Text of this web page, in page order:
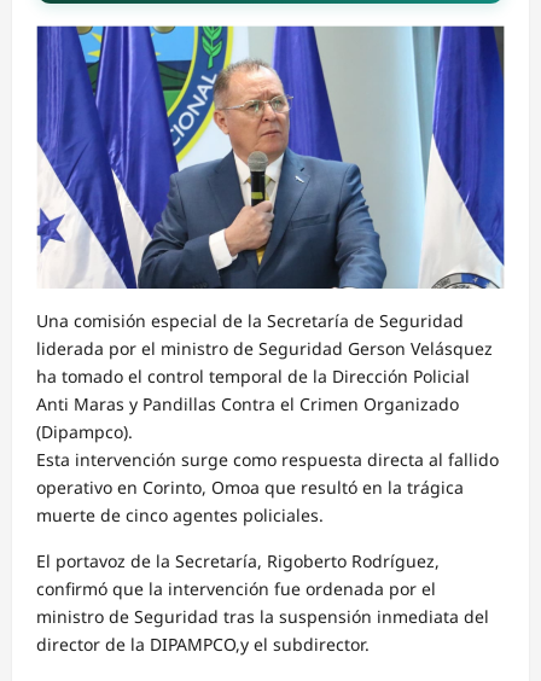
Una comisión especial de la Secretaría de Seguridad
liderada por el ministro de Seguridad Gerson Velásquez
ha tomado el control temporal de la Dirección Policial
Anti Maras y Pandillas Contra el Crimen Organizado
(Dipampco).
Esta intervención surge como respuesta directa al fallido
operativo en Corinto, Omoa que resultó en la trágica
muerte de cinco agentes policiales.
El portavoz de la Secretaría, Rigoberto Rodríguez,
confirmó que la intervención fue ordenada por el
ministro de Seguridad tras la suspensión inmediata del
director de la DIPAMPCO,y el subdirector.